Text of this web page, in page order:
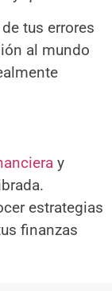
tus errores
al mundo
y
estrategias
finanzas